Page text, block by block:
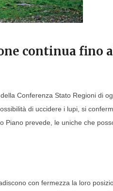
continua fino
Conferenza Stato Regioni di
di uccidere i lupi, si
Piano prevede, le uniche che
con fermezza la loro